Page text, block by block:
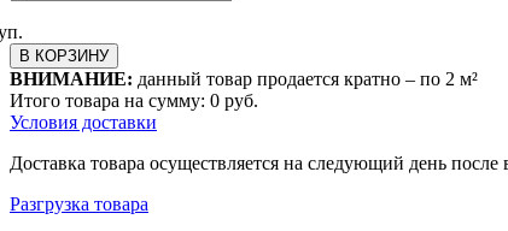
В КОРЗИНУ
ВНИМАНИЕ: данный товар продается кратно – по 2 м²
Итого товара на сумму: 0 руб.
Условия доставки
Доставка товара осуществляется на следующий день
Разгрузка товара